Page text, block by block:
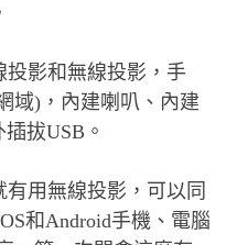
投影和無線投影，手
域)，內建喇叭、內建
拔USB。
用無線投影，可以同
和Android手機、電腦